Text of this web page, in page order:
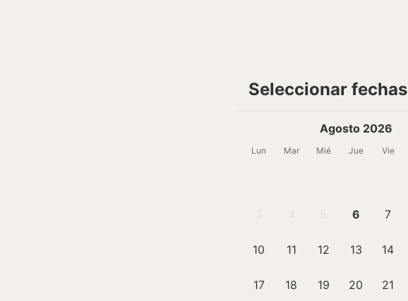
Seleccionar fechas
Agosto 2026
Lun Mar Mié Jue Vie
6 7
10 11 12 13 14
17 18 19 20 21